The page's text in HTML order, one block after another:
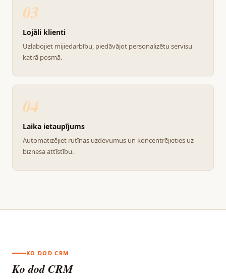
03
Lojāli klienti
Uzlabojiet mijiedarbību, piedāvājot personalizētu servisu
katrā posmā.
04
Laika ietaupījums
Automatizējiet rutīnas uzdevumus un koncentrējieties uz
biznesa attīstību.
KO DOD CRM
Ko dod CRM